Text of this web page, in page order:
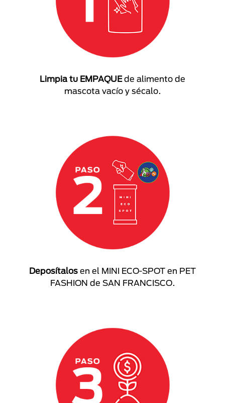
Limpia tu EMPAQUEde alimento de
mascota vacío y sécalo.
Deposítalos en el MINI ECO-SPOT en PET
FASHION de SAN FRANCISCO.